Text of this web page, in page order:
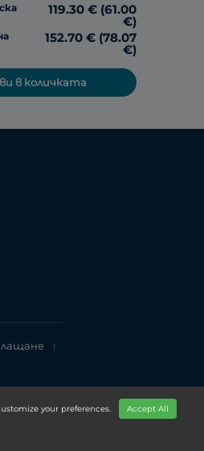
your preferences.
Accept All
119.30 € (61.00
€)
152.70 € (78.07
€)
в количката
|